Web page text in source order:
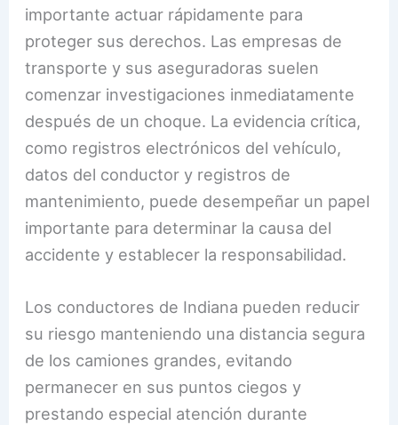
importante actuar rápidamente para
proteger sus derechos. Las empresas de
transporte y sus aseguradoras suelen
comenzar investigaciones inmediatamente
después de un choque. La evidencia crítica,
como registros electrónicos del vehículo,
datos del conductor y registros de
mantenimiento, puede desempeñar un papel
importante para determinar la causa del
accidente y establecer la responsabilidad.
Los conductores de Indiana pueden reducir
su riesgo manteniendo una distancia segura
de los camiones grandes, evitando
permanecer en sus puntos ciegos y
prestando especial atención durante